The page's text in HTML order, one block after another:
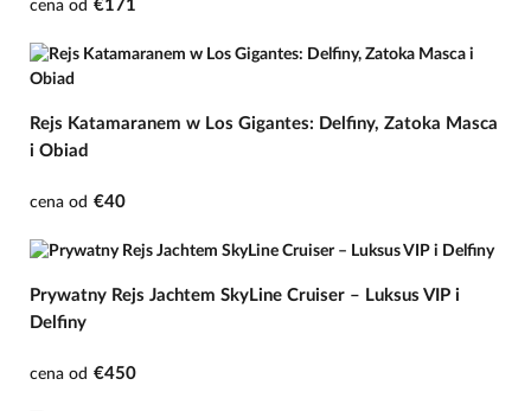
cena od €171
Rejs Katamaranem w Los Gigantes: Delfiny, Zatoka Masca
i Obiad
cena od €40
Prywatny Rejs Jachtem SkyLine Cruiser – Luksus VIP i
Delfiny
cena od €450